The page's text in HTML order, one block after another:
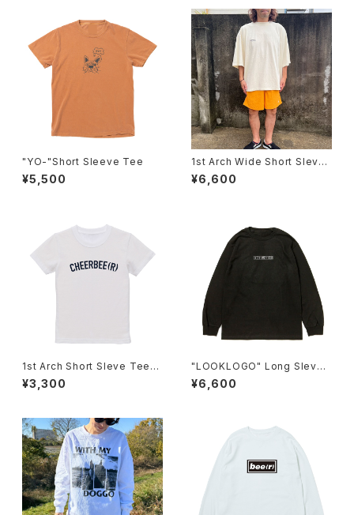
"YO-"Short Sleeve Tee
¥5,500
1st Arch Wide Short Sleve
Tee[Embroidery]
¥6,600
1st Arch Short Sleve Tee[K
ids]
¥3,300
"LOOKLOGO" Long Sleve
Tee
¥6,600